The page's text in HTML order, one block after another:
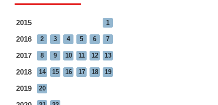
2015 1
2016 2 3 4 5 6 7
2017 8 9 10 11 12 13
2018 14 15 16 17 18 19
2019 20